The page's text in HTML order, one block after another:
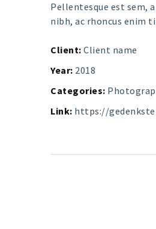
Pellentesque est sem,
nibh, ac rhoncus enim
Client: Client name
Year: 2018
Categories:
Link: https://